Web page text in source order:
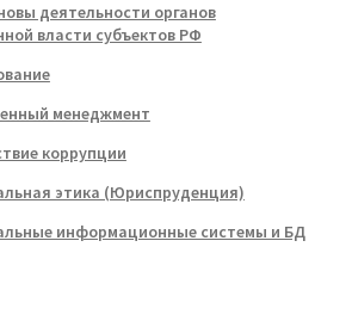
деятельности органов
власти субъектов РФ
менеджмент
коррупции
этика (Юриспруденция)
информационные системы и БД